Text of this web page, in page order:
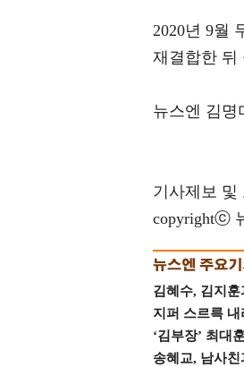
2020년 9월
재결합한 뒤
뉴스엔 김명
기사제보 및
copyrightⓒ
김혜수, 김지훈
지퍼 스르륵
‘김부장’ 최대
송혜교, 남사